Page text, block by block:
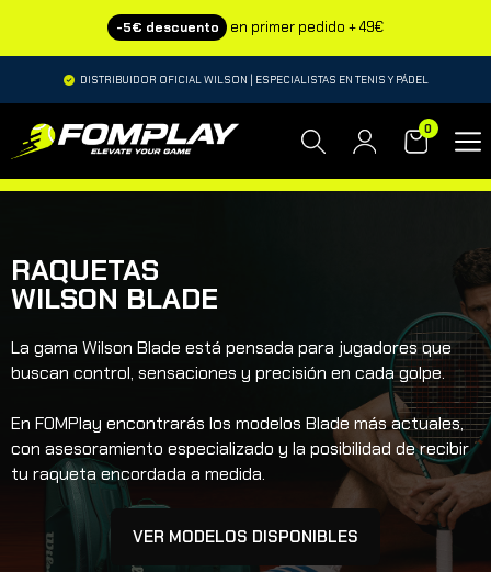
-5€ descuento en primer pedido + 49€
DISTRIBUIDOR OFICIAL WILSON | ESPECIALISTAS EN TENIS Y PÁDEL
0
RAQUETAS
WILSON BLADE
La gama Wilson Blade está pensada para jugadores que
buscan control, sensaciones y precisión en cada golpe.
En FOMPlay encontrarás los modelos Blade más actuales,
con asesoramiento especializado y la posibilidad de recibir
tu raqueta encordada a medida.
VER MODELOS DISPONIBLES